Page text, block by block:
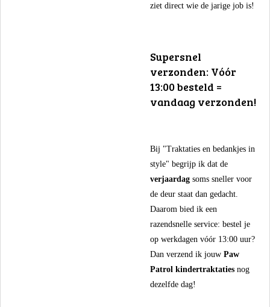
ziet direct wie de jarige job is!
​Supersnel
verzonden: Vóór
13:00 besteld =
vandaag verzonden!
​Bij "Traktaties en bedankjes in
style" begrijp ik dat de
verjaardag soms sneller voor
de deur staat dan gedacht.
Daarom bied ik een
razendsnelle service: bestel je
op werkdagen vóór 13:00 uur?
Dan verzend ik jouw Paw
Patrol kindertraktaties nog
dezelfde dag!